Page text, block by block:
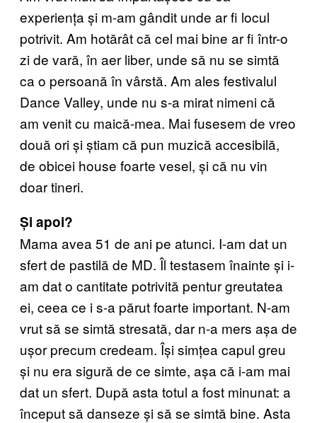
experiența și m-am gândit unde ar fi locul
potrivit. Am hotărât că cel mai bine ar fi într-o
zi de vară, în aer liber, unde să nu se simtă
ca o persoană în vârstă. Am ales festivalul
Dance Valley, unde nu s-a mirat nimeni că
am venit cu maică-mea. Mai fusesem de vreo
două ori și știam că pun muzică accesibilă,
de obicei house foarte vesel, și că nu vin
doar tineri.
Și apoi?
Mama avea 51 de ani pe atunci. I-am dat un
sfert de pastilă de MD. Îl testasem înainte și i-
am dat o cantitate potrivită pentur greutatea
ei, ceea ce i s-a părut foarte important. N-am
vrut să se simtă stresată, dar n-a mers așa de
ușor precum credeam. Își simțea capul greu
și nu era sigură de ce simte, așa că i-am mai
dat un sfert. După asta totul a fost minunat: a
început să danseze și să se simtă bine. Asta